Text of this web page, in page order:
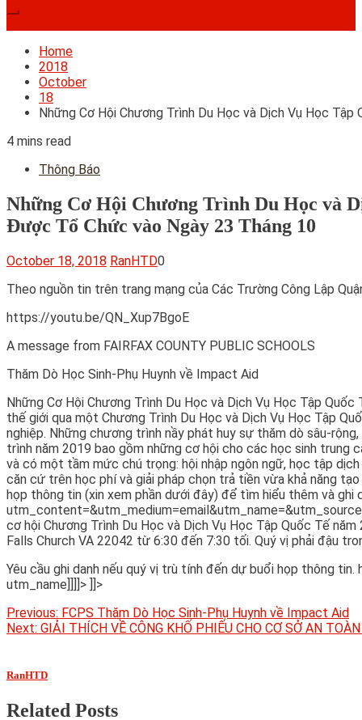
Home
2018
October
18
Những Cơ Hội Chương Trình Du Học và Dịch Vụ Học
4 mins read
Thông Báo
Những Cơ Hội Chương Trình Du Học và
Được Tổ Chức vào Ngày 23 Tháng 10
October 18, 2018 RanHTD0
Theo nguồn tin trên trang mạng của Các Trường Công Lập
https://youtu.be/QN_Xup7BgoE
A message from FAIRFAX COUNTY PUBLIC SCHOOLS
Thăm Dò Học Sinh-Phụ Huynh về Impact Aid
Những Cơ Hội Chương Trình Du Học và Dịch Vụ Học Tập
thế giới qua một Chương Trình Du Học và Dịch Vụ Học Tập
nghiệp. Những chương trình nầy phát huy sự thăm dò sâu-
trình năm 2019 bao gồm những cơ hội cho các học sinh trung
và có một tầm mức chú trọng: hội nhập ngôn ngữ, học tập
căn cứ trên học phí và giải pháp chọn trả tiền vừa khả năng
họp thông tin (xin xem phần dưới đây) để tìm hiểu thêm và
cơ hội Chương Trình Du Học và Dịch Vụ Học Tập Quốc Tế
Falls Church VA 22042 từ 6:30 đến 7:30 tối. Quý vị phải đậu
Yêu cầu ghi danh nếu quý vị trù tính đến dự buổi họp thông
utm_name]]]]> ]]>
Post
navigation
Previous: FCPS Thăm Dò Học Sinh-Phụ Huynh về Impact Aid
Next: GIẢI THÍCH VỀ CÔNG KHỐ PHIẾU CHO CƠ SỞ AN TOÀN
RanHTD
Related Posts